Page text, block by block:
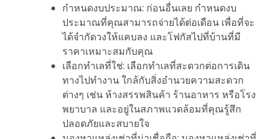
กำหนดงบประมาณ: ก่อนอื่นเลย กำหนดงบ
ประมาณที่คุณสามารถจ่ายได้ต่อเดือน เพื่อที่จะ
ได้จำกัดวงให้แคบลง และโฟกัสไปที่บ้านที่มี
ราคาเหมาะสมกับคุณ
เลือกทำเลที่ใช่: เลือกทำเลที่สะดวกต่อการเดิน
ทางไปทำงาน ใกล้กับสิ่งอำนวยความสะดวก
ต่างๆ เช่น ห้างสรรพสินค้า ร้านอาหาร หรือโรง
พยาบาล และอยู่ในสภาพแวดล้อมที่คุณรู้สึก
ปลอดภัยและสบายใจ